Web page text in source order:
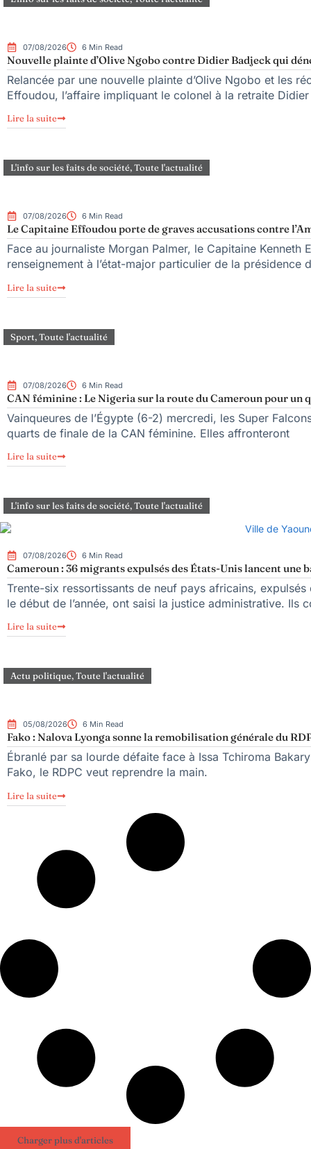
07/08/2026 6 Min Read
Nouvelle plainte d’Olive Ngobo contre Didier Badjeck qui
Relancée par une nouvelle plainte d’Olive Ngobo et les
Effoudou, l’affaire impliquant le colonel à la retraite
Lire la suite
L'info sur les faits de société,Toute l'actualité
07/08/2026 6 Min Read
Le Capitaine Effoudou porte de graves accusations contre
Face au journaliste Morgan Palmer, le Capitaine Kenneth
renseignement à l’état-major particulier de la présidence
Lire la suite
Sport,Toute l'actualité
07/08/2026 6 Min Read
CAN féminine : Le Nigeria sur la route du Cameroun pour un
Vainqueures de l’Égypte (6-2) mercredi, les Super
quarts de finale de la CAN féminine. Elles affronteront
Lire la suite
L'info sur les faits de société,Toute l'actualité
07/08/2026 6 Min Read
Cameroun : 36 migrants expulsés des États-Unis lancent
Trente-six ressortissants de neuf pays africains,
le début de l’année, ont saisi la justice administrative. Ils
Lire la suite
Actu politique,Toute l'actualité
05/08/2026 6 Min Read
Fako : Nalova Lyonga sonne la remobilisation générale du
Ébranlé par sa lourde défaite face à Issa Tchiroma
Fako, le RDPC veut reprendre la main.
Lire la suite
Charger plus d'articles